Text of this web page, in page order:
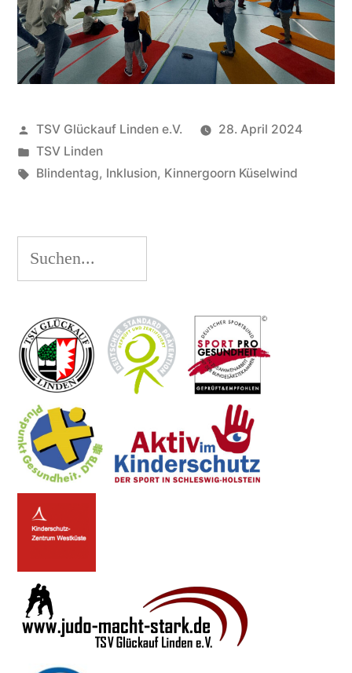
Veröffentlicht
von
TSV Glückauf Linden e.V.
28. April 2024
Veröffentlicht
unter
TSV Linden
Schlagwörter:
Blindentag, Inklusion, Kinnergoorn Küselwind
Suchen